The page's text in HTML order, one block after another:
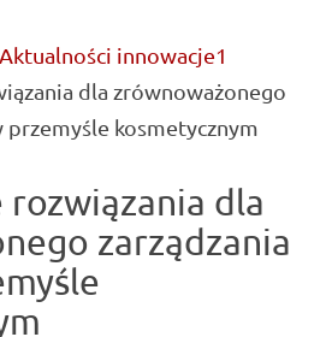
Aktualności innowacje1
dla zrównoważonego
przemyśle kosmetycznym
rozwiązania dla
zarządzania